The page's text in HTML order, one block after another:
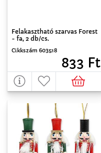
Felakasztható szarvas Forest
- fa, 2 db/cs.
Cikkszám 603518
833 Ft